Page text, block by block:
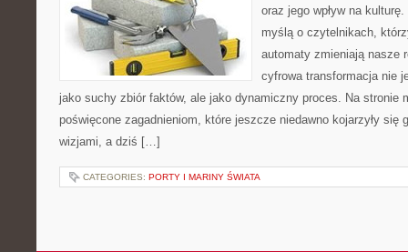
oraz jego wpływ na
myślą o czytelnikach,
automaty zmieniają nasze
cyfrowa transformacja nie
jako suchy zbiór faktów, ale jako dynamiczny proces. Na stronie
poświęcone zagadnieniom, które jeszcze niedawno kojarzyły się
wizjami, a dziś […]
CATEGORIES: PORTY I MARINY ŚWIATA